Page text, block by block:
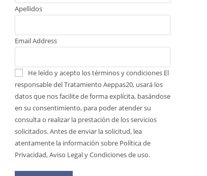
Apellidos
Email Address
He leído y acepto los términos y condiciones El
responsable del Tratamiento Aeppas20, usará los
datos que nos facilite de forma explícita, basándose
en su consentimiento, para poder atender su
consulta o realizar la prestación de los servicios
solicitados. Antes de enviar la solicitud, lea
atentamente la información sobre Política de
Privacidad, Aviso Legal y Condiciones de uso.